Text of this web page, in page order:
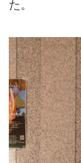
た。